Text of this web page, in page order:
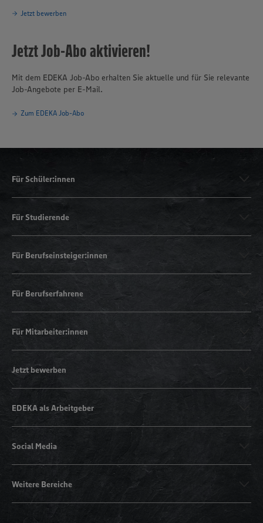
Jetzt bewerben
Jetzt Job-Abo aktivieren!
Mit dem EDEKA Job-Abo erhalten Sie aktuelle und für Sie relevante
Job-Angebote per E-Mail.
Zum EDEKA Job-Abo
Für Schüler:innen
Für Studierende
Für Berufseinsteiger:innen
Für Berufserfahrene
Für Mitarbeiter:innen
Jetzt bewerben
EDEKA als Arbeitgeber
Social Media
Weitere Bereiche